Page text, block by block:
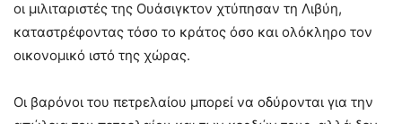
οι μιλιταριστές της Ουάσιγκτον χτύπησαν τη Λιβύη,
καταστρέφοντας τόσο το κράτος όσο και ολόκληρο τον
οικονομικό ιστό της χώρας.
Οι βαρόνοι του πετρελαίου μπορεί να οδύρονται για την